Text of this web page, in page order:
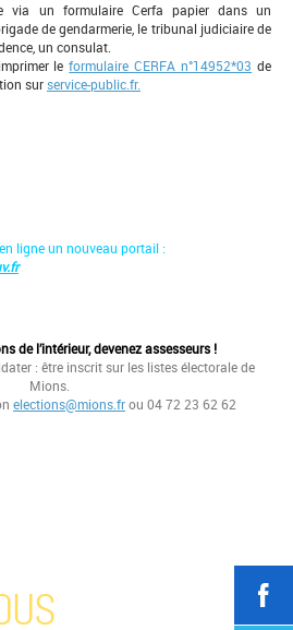
via un formulaire Cerfa papier dans un
de gendarmerie, le tribunal judiciaire de
un consulat.
leformulaire CERFA n°14952*03 de
surservice-public.fr.
ligne un nouveau portail :
de l’intérieur, devenez assesseurs !
: être inscrit sur les listes électorale de
Mions.
elections@mions.frou 04 72 23 62 62